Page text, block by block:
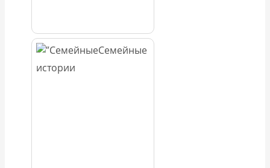
Семейные
истории